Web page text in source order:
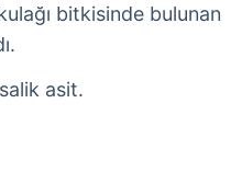
bitkisinde bulunan
asit.